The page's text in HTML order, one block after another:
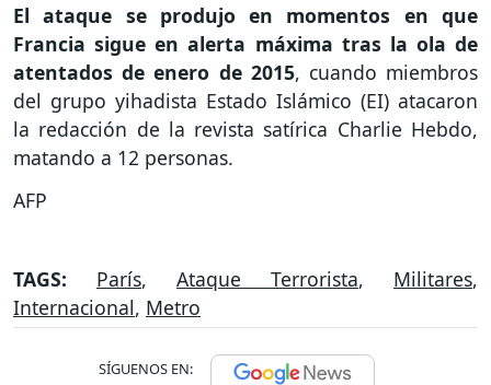
El ataque se produjo en momentos en que
Francia sigue en alerta máxima tras la ola de
atentados de enero de 2015, cuando miembros
del grupo yihadista Estado Islámico (EI) atacaron
la redacción de la revista satírica Charlie Hebdo,
matando a 12 personas.
AFP
TAGS: París, Ataque Terrorista, Militares,
Internacional, Metro
SÍGUENOS EN: